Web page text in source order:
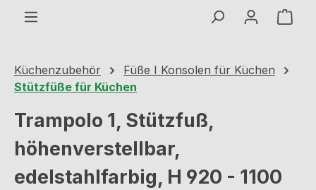
Küchenzubehör
Füße I Konsolen für Küchen
Stützfüße für Küchen
Trampolo 1, Stützfuß,
höhenverstellbar,
edelstahlfarbig, H 920 - 1100